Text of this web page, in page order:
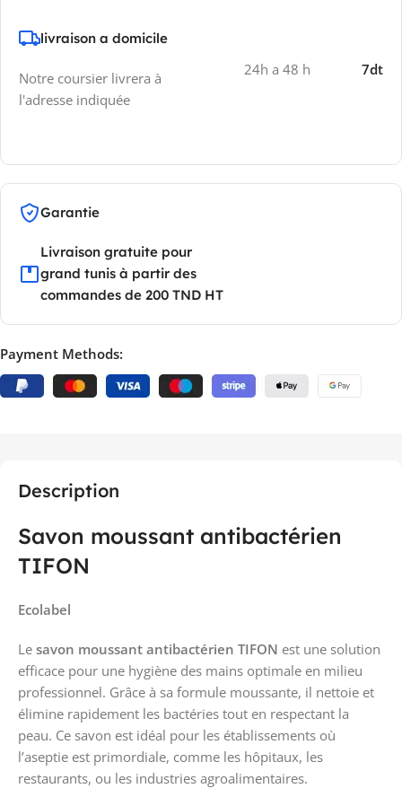
livraison a domicile
Notre coursier livrera à
l'adresse indiquée
24h a 48 h 7dt
Garantie
Livraison gratuite pour
grand tunis à partir des
commandes de 200 TND HT
Payment Methods:
Description
Savon moussant antibactérien
TIFON
Ecolabel
Le savon moussant antibactérien TIFON est une solution
efficace pour une hygiène des mains optimale en milieu
professionnel. Grâce à sa formule moussante, il nettoie et
élimine rapidement les bactéries tout en respectant la
peau. Ce savon est idéal pour les établissements où
l’aseptie est primordiale, comme les hôpitaux, les
restaurants, ou les industries agroalimentaires.